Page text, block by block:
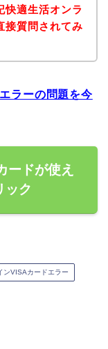
快適生活オンラ
接質問されてみ
ラーの問題を今
ードが使え
ック
ンVISAカードエラー